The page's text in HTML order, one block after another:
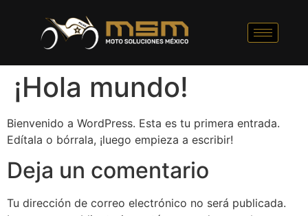
¡Hola mundo!
Bienvenido a WordPress. Esta es tu primera entrada.
Edítala o bórrala, ¡luego empieza a escribir!
Deja un comentario
Tu dirección de correo electrónico no será publicada.